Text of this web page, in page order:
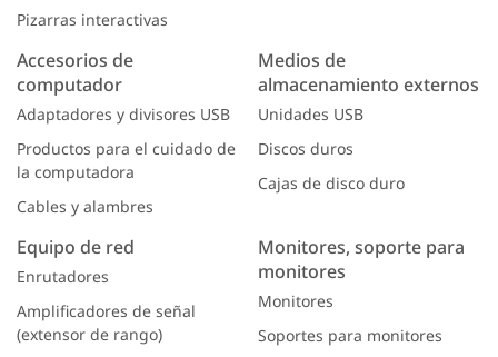
Pizarras interactivas
Accesorios de
computador
Adaptadores y divisores USB
Productos para el cuidado de
la computadora
Cables y alambres
Medios de
almacenamiento externos
Unidades USB
Discos duros
Cajas de disco duro
Equipo de red
Enrutadores
Amplificadores de señal
(extensor de rango)
Monitores, soporte para
monitores
Monitores
Soportes para monitores